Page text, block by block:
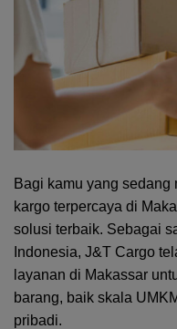
Bagi kamu yang
kargo terpercaya di
solusi terbaik. Sebagai
Indonesia, J&T Cargo
layanan di Makassar
barang, baik skala
pribadi.